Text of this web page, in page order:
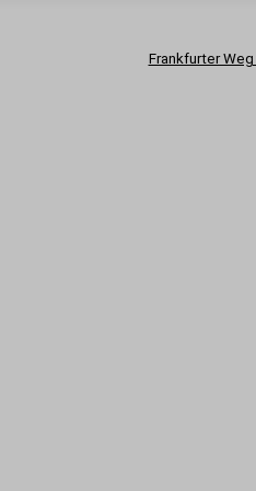
Frankfurter Weg